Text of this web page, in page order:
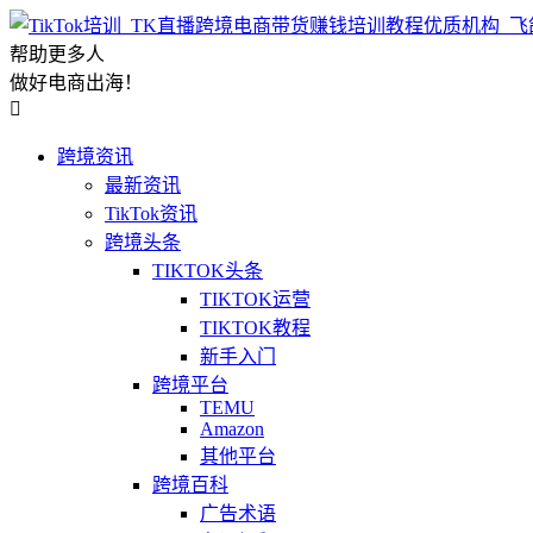
帮助更多人
做好电商出海！

跨境资讯
最新资讯
TikTok资讯
跨境头条
TIKTOK头条
TIKTOK运营
TIKTOK教程
新手入门
跨境平台
TEMU
Amazon
其他平台
跨境百科
广告术语